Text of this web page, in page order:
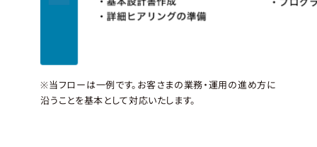
※当フローは一例です。お客さまの業務・運用の進め方に
沿うことを基本として対応いたします。